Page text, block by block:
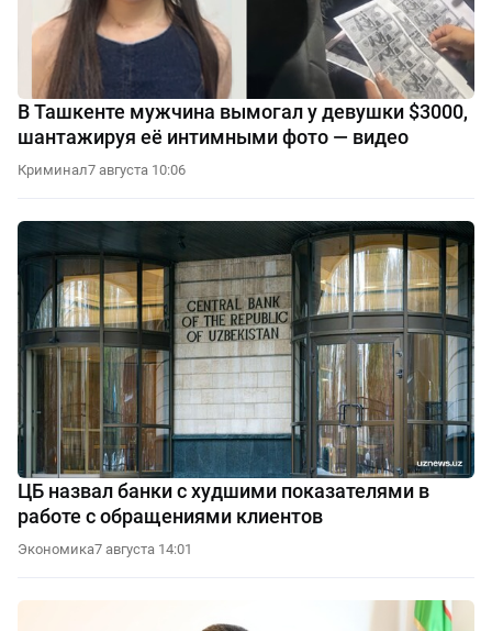
В Ташкенте мужчина вымогал у девушки $3000,
шантажируя её интимными фото — видео
Криминал7 августа 10:06
ЦБ назвал банки с худшими показателями в
работе с обращениями клиентов
Экономика7 августа 14:01